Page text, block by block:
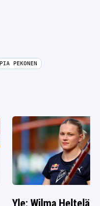
PIA PEKONEN
Yle: Wilma Heltelän